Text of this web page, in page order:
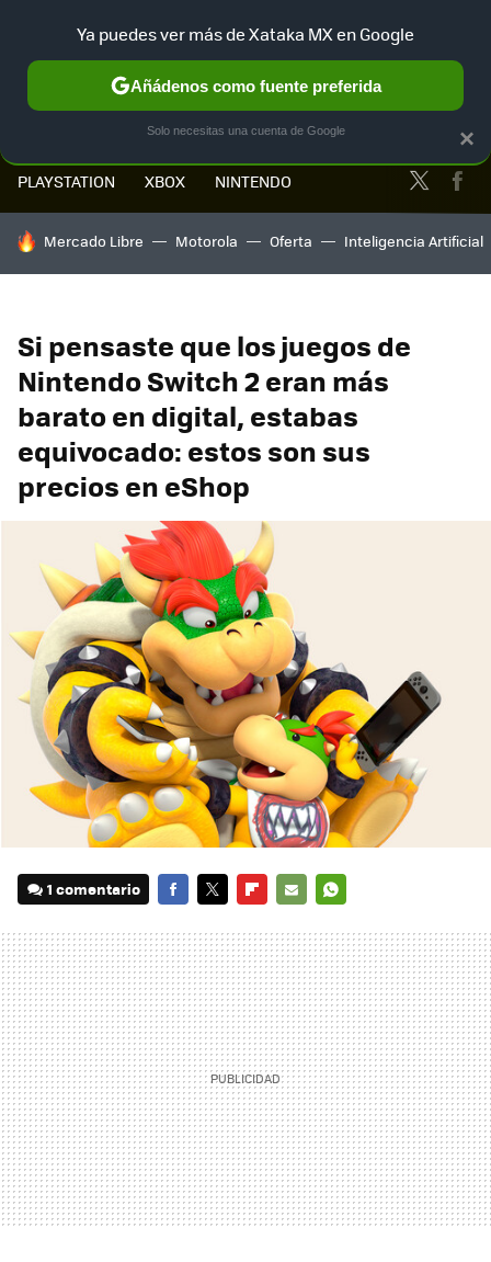
PLAYSTATION XBOX NINTENDO Twitter
HOY SE HABLA DE
Mercado Libre Motorola Oferta Inteligencia Artificial
Si pensaste que los juegos de
Nintendo Switch 2 eran más
barato en digital, estabas
equivocado: estos son sus
precios en eShop
1 comentario
MAIL
×
Ya puedes ver más de Xataka MX en Google
Añádenos como fuente preferida
Solo necesitas una cuenta de Google